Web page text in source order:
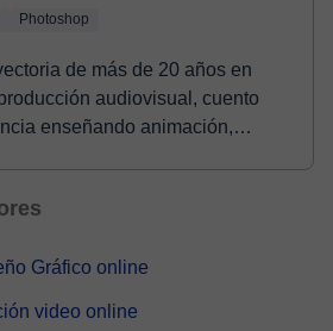
Photoshop
de más de 20 años en
audiovisual, cuento
enseñando animación,
Gráfico online
video online